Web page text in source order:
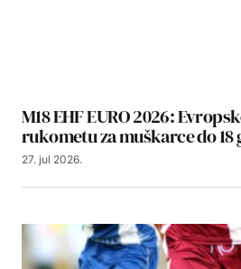
M18 EHF EURO 2026:
rukometu za muškarce do 18
27. jul 2026.